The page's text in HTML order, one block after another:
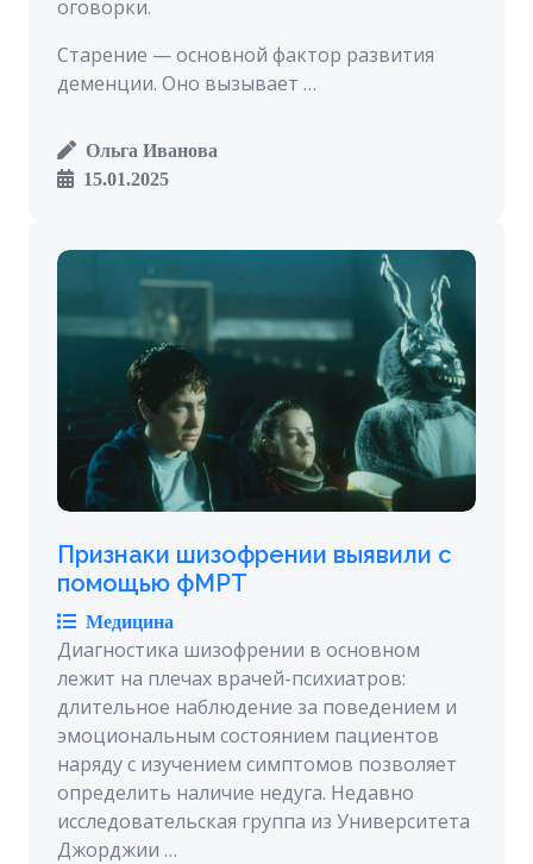
оговорки.
Старение — основной фактор развития
деменции. Оно вызывает …
Ольга Иванова
15.01.2025
Признаки шизофрении выявили с
помощью фМРТ
Медицина
Диагностика шизофрении в основном
лежит на плечах врачей-психиатров:
длительное наблюдение за поведением и
эмоциональным состоянием пациентов
наряду с изучением симптомов позволяет
определить наличие недуга. Недавно
исследовательская группа из Университета
Джорджии …